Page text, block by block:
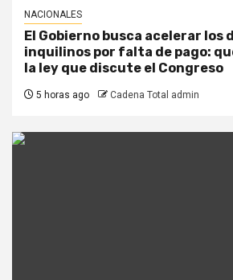
NACIONALES
El Gobierno busca acelerar los
inquilinos por falta de pago:
la ley que discute el Congreso
5 horas ago Cadena Total admin